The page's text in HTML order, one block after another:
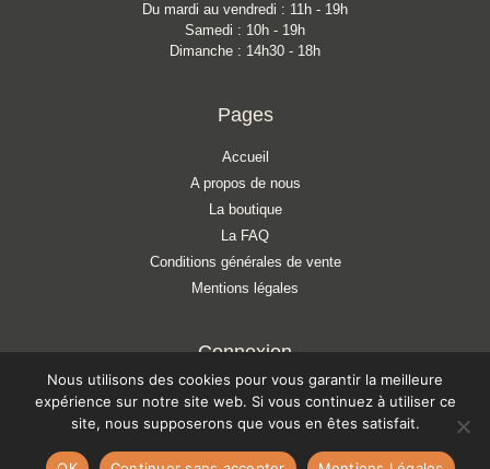
Du mardi au vendredi : 11h - 19h
Samedi : 10h - 19h
Dimanche : 14h30 - 18h
Pages
Accueil
A propos de nous
La boutique
La FAQ
Conditions générales de vente
Mentions légales
Connexion
Mon compte
Mon panier
Nous utilisons des cookies pour vous garantir la meilleure
expérience sur notre site web. Si vous continuez à utiliser ce
site, nous supposerons que vous en êtes satisfait.